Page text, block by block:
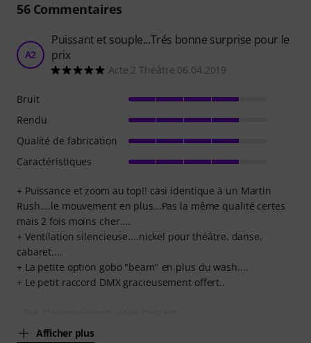
56Commentaires
A2
Puissant et souple...Trés bonne surprise pour le
prix
Acte 2 Théâtre 06.04.2019
+ Puissance et zoom au top!! casi identique à un Martin
Rush....le mouvement en plus...Pas la même qualité certes
mais 2 fois moins cher....
+ Ventilation silencieuse....nickel pour théâtre, danse,
cabaret....
+ La petite option gobo "beam" en plus du wash....
+ Le petit raccord DMX gracieusement offert..
Afficher plus
Bruit
Rendu
Qualité de fabrication
Caractéristiques